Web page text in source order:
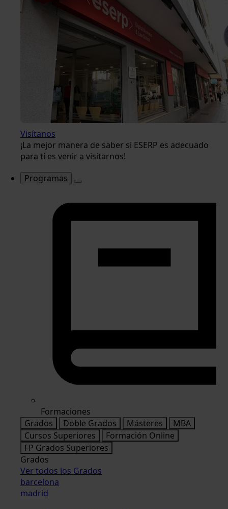
Visítanos
¡La mejor manera de saber si ESERP es adecuado
para tí es venir a visitarnos!
Programas
Formaciones
Grados
Doble Grados Másteres
MBA
Cursos Superiores
Formación Online
FP Grados Superiores
Grados
Ver todos los Grados
barcelona
madrid